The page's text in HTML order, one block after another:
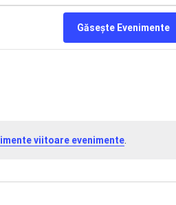
viitoare evenimente
Găsește Evenimente